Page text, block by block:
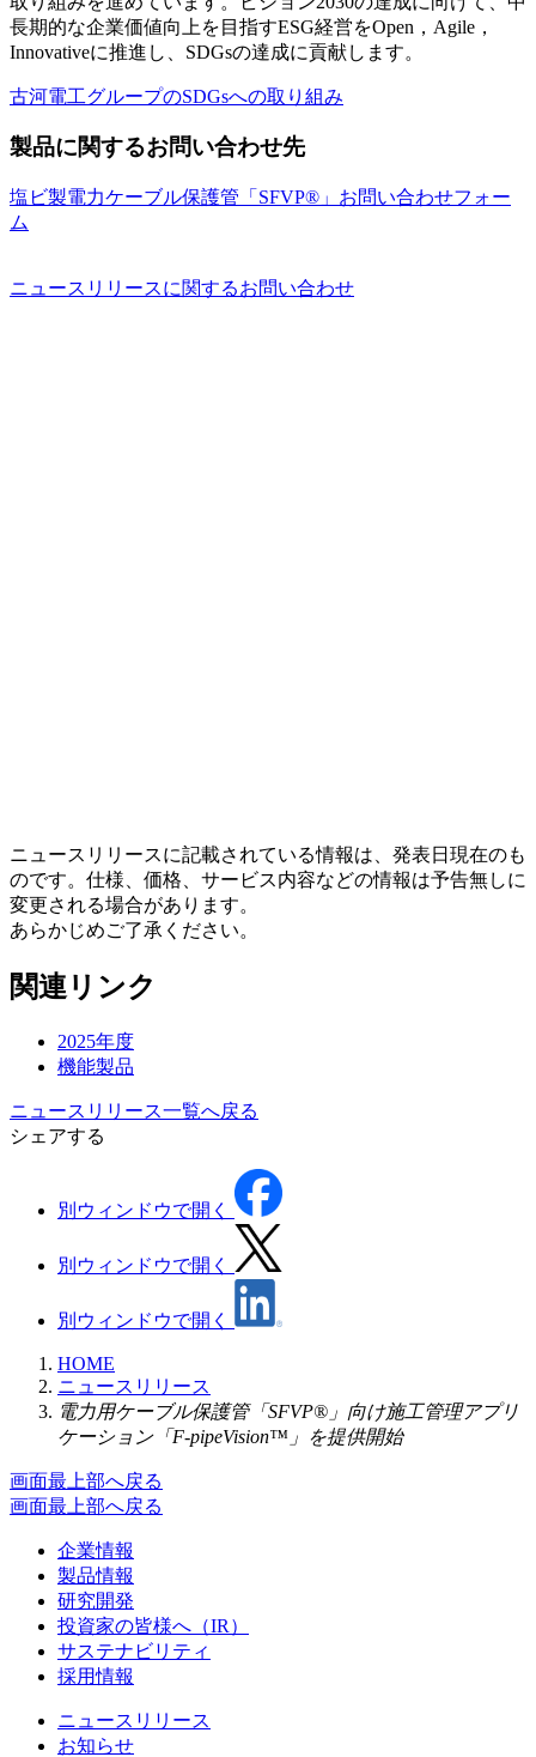
長期的な企業価値向上を目指すESG経営をOpen，Agile，
Innovativeに推進し、SDGsの達成に貢献します。
古河電工グループのSDGsへの取り組み
製品に関するお問い合わせ先
塩ビ製電力ケーブル保護管「SFVP®」お問い合わせフォー
ム
ニュースリリースに関するお問い合わせ
ニュースリリースに記載されている情報は、発表日現在のも
のです。仕様、価格、サービス内容などの情報は予告無しに
変更される場合があります。
あらかじめご了承ください。
関連リンク
2025年度
機能製品
ニュースリリース一覧へ戻る
シェアする
別ウィンドウで開く
別ウィンドウで開く
別ウィンドウで開く
HOME
ニュースリリース
電力用ケーブル保護管「SFVP®」向け施工管理アプリ
ケーション「F-pipeVision™」を提供開始
画面最上部へ戻る
画面最上部へ戻る
企業情報
製品情報
研究開発
投資家の皆様へ（IR）
サステナビリティ
採用情報
ニュースリリース
お知らせ